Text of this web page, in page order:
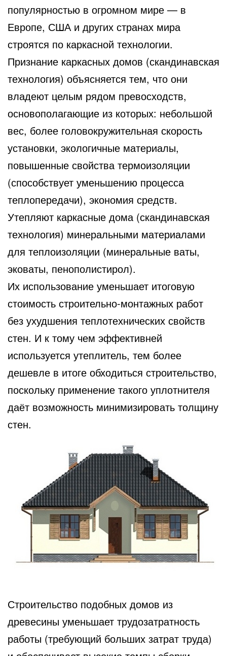
популярностью в огромном мире — в
Европе, США и других странах мира
строятся по каркасной технологии.
Признание каркасных домов (скандинавская
технология) объясняется тем, что они
владеют целым рядом превосходств,
основополагающие из которых: небольшой
вес, более головокружительная скорость
установки, экологичные материалы,
повышенные свойства термоизоляции
(способствует уменьшению процесса
теплопередачи), экономия средств.
Утепляют каркасные дома (скандинавская
технология) минеральными материалами
для теплоизоляции (минеральные ваты,
эковаты, пенополистирол).
Их использование уменьшает итоговую
стоимость строительно-монтажных работ
без ухудшения теплотехнических свойств
стен. И к тому чем эффективней
используется утеплитель, тем более
дешевле в итоге обходиться строительство,
поскольку применение такого уплотнителя
даёт возможность минимизировать толщину
стен.
Строительство подобных домов из
древесины уменьшает трудозатратность
работы (требующий больших затрат труда)